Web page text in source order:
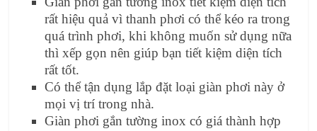
rất hiệu quả vì thanh phơi có thể kéo ra trong
quá trình phơi, khi không muốn sử dụng nữa
thì xếp gọn nên giúp bạn tiết kiệm diện tích
rất tốt.
Có thể tận dụng lắp đặt loại giàn phơi này ở
mọi vị trí trong nhà.
Giàn phơi gắn tường inox có giá thành hợp